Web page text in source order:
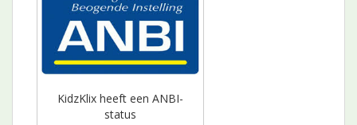
KidzKlix heeft een ANBI-
status